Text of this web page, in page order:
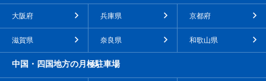
大阪府 兵庫県 京都府
滋賀県 奈良県 和歌山県
中国・四国地方の月極駐車場